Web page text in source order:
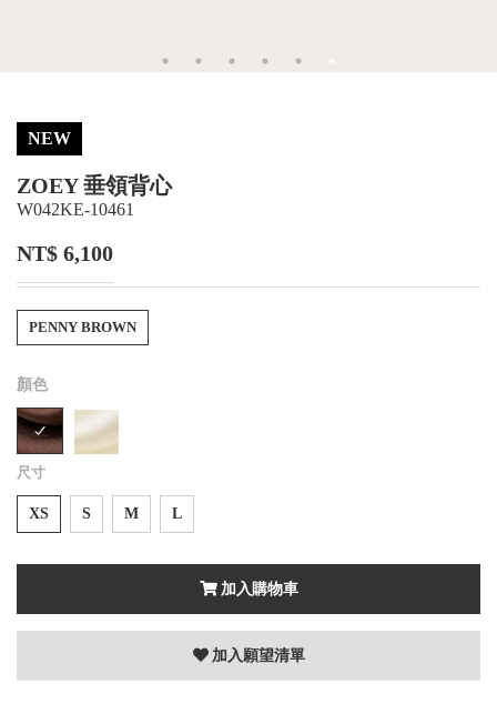
NEW
ZOEY 垂領背心
W042KE-10461
NT$ 6,100
PENNY BROWN
顏色
尺寸
XS S M L
加入購物車
加入願望清單